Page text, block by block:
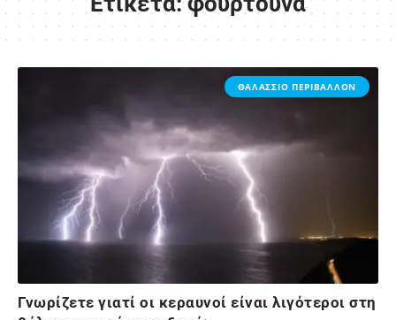
ΘΑΛΑΣΣΙΟ ΠΕΡΙΒΑΛΛΟΝ
Γνωρίζετε γιατί οι κεραυνοί είναι λιγότεροι στη